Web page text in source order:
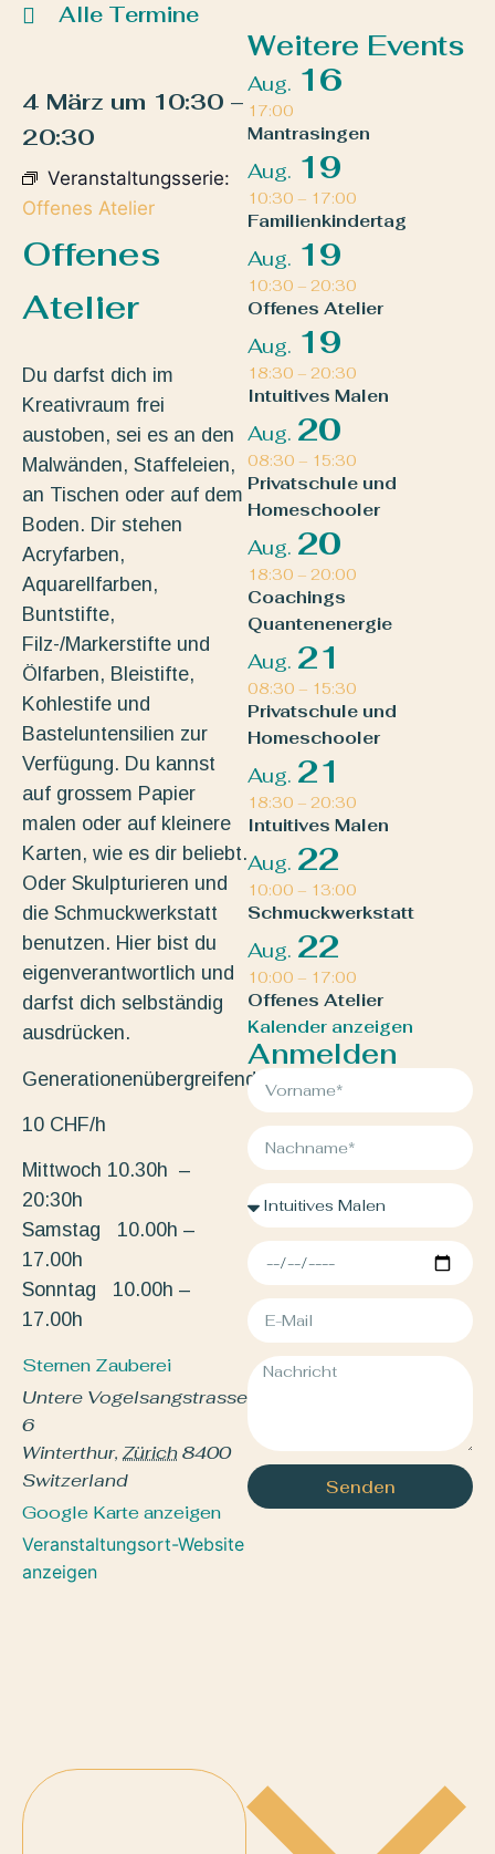
Alle Termine
4 März um 10:30 –
20:30
Veranstaltungsserie:
Offenes Atelier
Offenes
Atelier
Du darfst dich im
Kreativraum frei
austoben, sei es an den
Malwänden, Staffeleien,
an Tischen oder auf dem
Boden. Dir stehen
Acryfarben,
Aquarellfarben,
Buntstifte,
Filz-/Markerstifte und
Ölfarben, Bleistifte,
Kohlestife und
Basteluntensilien zur
Verfügung. Du kannst
auf grossem Papier
malen oder auf kleinere
Karten, wie es dir beliebt.
Oder Skulpturieren und
die Schmuckwerkstatt
benutzen. Hier bist du
eigenverantwortlich und
darfst dich selbständig
ausdrücken.
Generationenübergreifend.
10 CHF/h
Mittwoch 10.30h –
20:30h
Samstag 10.00h –
17.00h
Sonntag 10.00h –
17.00h
Sternen Zauberei
Untere Vogelsangstrasse
6
Winterthur, Zürich8400
Switzerland
Google Karte anzeigen
Veranstaltungsort-Website
anzeigen
Weitere Events
Aug. 16
17:00
Mantrasingen
Aug. 19
10:30 – 17:00
Familienkindertag
Aug. 19
10:30 – 20:30
Offenes Atelier
Aug. 19
18:30 – 20:30
Intuitives Malen
Aug. 20
08:30 – 15:30
Privatschule und
Homeschooler
Aug. 20
18:30 – 20:00
Coachings
Quantenenergie
Aug. 21
08:30 – 15:30
Privatschule und
Homeschooler
Aug. 21
18:30 – 20:30
Intuitives Malen
Aug. 22
10:00 – 13:00
Schmuckwerkstatt
Aug. 22
10:00 – 17:00
Offenes Atelier
Kalender anzeigen
Anmelden
Senden